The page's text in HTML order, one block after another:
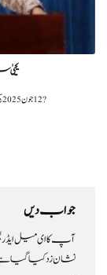
یحییٰ
?️ 12 جون 2025سچ خبریں: یمن کی مسلح افواج کے ترجمان یحییٰ سریع نے صہیونی
جواب دیں
آپ کا ای میل
نشان زد کیا گیا